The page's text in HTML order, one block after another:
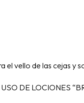
el vello de las cejas y
DE LOCIONES